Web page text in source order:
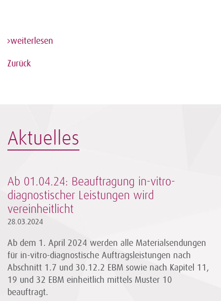
weiterlesen
Zurück
Aktuelles
Ab 01.04.24: Beauftragung in-vitro-
diagnostischer Leistungen wird
vereinheitlicht
28.03.2024
Ab dem 1. April 2024 werden alle Materialsendungen
für in-vitro-diagnostische Auftragsleistungen nach
Abschnitt 1.7 und 30.12.2 EBM sowie nach Kapitel 11,
19 und 32 EBM einheitlich mittels Muster 10
beauftragt.